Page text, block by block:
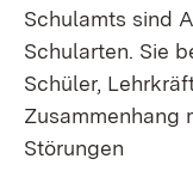
Schulamts sind
Schularten. Sie
Schüler,
Zusammenhang
Störungen